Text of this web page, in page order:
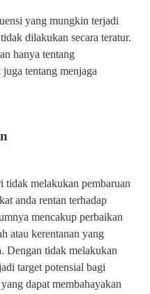
yang mungkin terjadi
dilakukan secara teratur.
hanya tentang
tentang menjaga
tidak melakukan pembaruan
anda rentan terhadap
mencakup perbaikan
atau kerentanan yang
Dengan tidak melakukan
target potensial bagi
dapat membahayakan